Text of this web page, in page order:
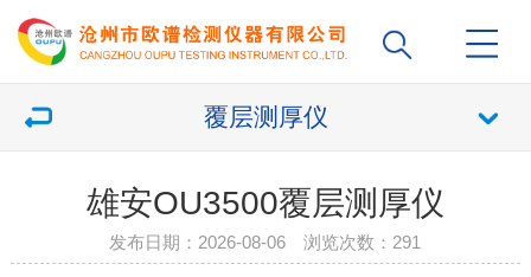
覆层测厚仪
雄安OU3500覆层测厚仪
发布日期：2026-08-06 浏览次数： 291